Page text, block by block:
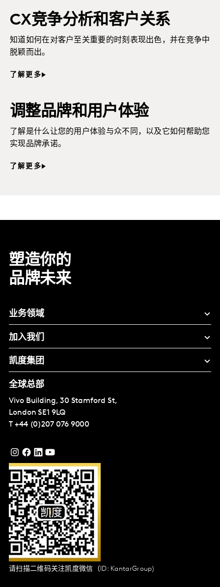
CX竞争分析和客户关系
知道如何在对客户至关重要的时刻表现出色，并在竞争中
脱颖而出。
了解更多
调整品牌和用户体验
了解是什么让您的用户体验与众不同，以及它如何帮助您
实现品牌承诺。
了解更多
塑造你的
品牌未来
业务领域
加入我们
凯度集团
全球总部
Vivo Building, 30 Stamford St,
London SE1 9LQ
T +44 (0)207 076 9000
请扫描二维码关注凯度微信（ID: KantarGroup)